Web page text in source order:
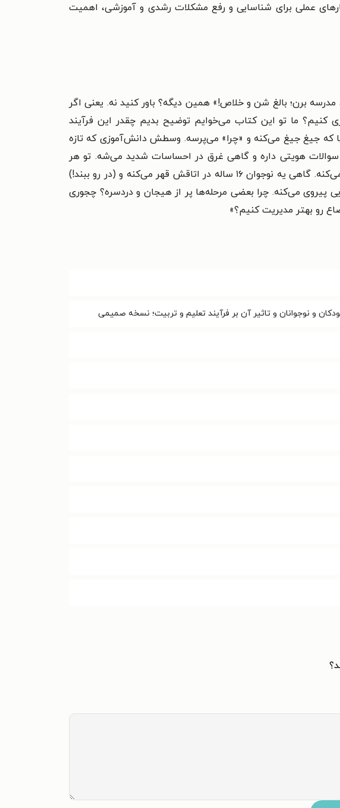
عملی برای شناسایی و رفع مشکلات رشدی و آموزشی، اهمیت
برن؛ بالغ شن و خلاص!» همین دیگه؟ باور کنید نه. یعنی اگر
کتاب سوم روده‌درازی کنیم؟ ما تو این کتاب می‌خوایم توضیح بدیم چقدر این فرآیند
که جیغ جیغ می‌کنه و «چرا» می‌پرسه. وسطش دانش‌آموزی که تازه
هویتی داره و گاهی غرق در احساسات شدید می‌شه. تو هر
قسمت این سریال، صدجور ماجرا رخ می‌ده: گاهی کودک ۶ ساله‌تون وسط خونه نقاشی دیواری خلق می‌کنه. گاهی یه نوجوان ۱۶ ساله در اتاقش قهر می‌کنه و (در رو ببند!)
پیروی می‌کنه. چرا بعضی مرحله‌ها پر از هیجان و دردسره؟ چجوری
رو بهتر مدیریت کنیم؟»
و نوجوانان و تاثیر آن بر فرآیند تعلیم و تربیت؛ نسخه صمیمی